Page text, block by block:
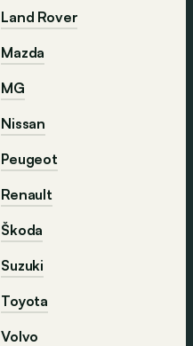
Land Rover
Mazda
MG
Nissan
Peugeot
Renault
Škoda
Suzuki
Toyota
Volvo